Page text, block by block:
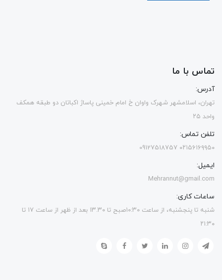
تماس با ما
آدرس:
تهران، اسلامشهر شهرک واوان خ امام خمینی پاساژ اکباتان دو طبقه همکف
واحد ۲۵
تلفن تماس:
۰۲۱۵۶۱۶۹۹۵۰ 09127518757
ایمیل:
Mehrannut@gmail.com
ساعات کاری:
شنبه تا پنجشنبه، از ساعت ۱۰:۳۰صبح تا ۱۳.۳۰ بعد از ظهر از ساعت ۱۷ تا
۲۱:۳۰